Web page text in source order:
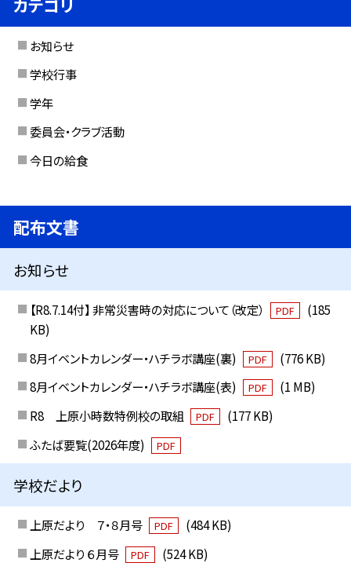
カテゴリ
お知らせ
学校行事
学年
委員会・クラブ活動
今日の給食
配布文書
お知らせ
【R8.7.14付】 非常災害時の対応について（改定） PDF
(185
KB)
8月イベントカレンダー・ハチラボ講座(裏)
PDF
(776 KB)
8月イベントカレンダー・ハチラボ講座(表)
PDF
(1 MB)
R8 上原小時数特例校の取組
PDF
(177 KB)
ふたば要覧(2026年度)
PDF
学校だより
上原だより ７・８月号 PDF
(484 KB)
上原だより ６月号
PDF (524 KB)